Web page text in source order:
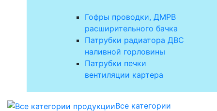
Гофры проводки, ДМРВ
расширительного бачка
Патрубки радиатора ДВС
наливной горловины
Патрубки печки
вентиляции картера
Все категории